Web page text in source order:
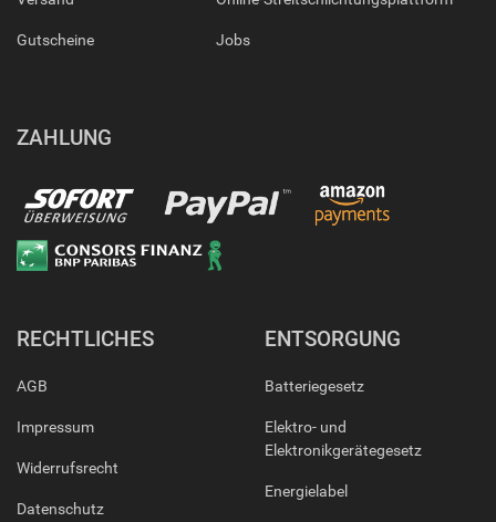
Gutscheine Jobs
ZAHLUNG
RECHTLICHES
AGB
Impressum
Widerrufsrecht
Datenschutz
ENTSORGUNG
Batteriegesetz
Elektro- und
Elektronikgerätegesetz
Energielabel